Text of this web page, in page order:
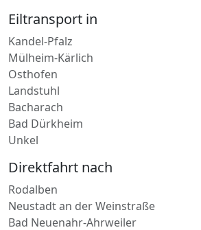
Worms
Pirmasens
Eiltransport in
Kandel-Pfalz
Mülheim-Kärlich
Osthofen
Landstuhl
Bad Dürkheim
Unkel
Direktfahrt nach